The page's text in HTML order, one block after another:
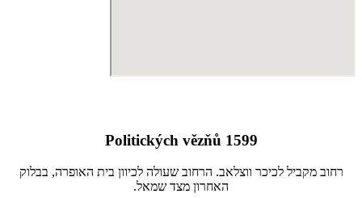
Politických vězňů 1599
רחוב מקביל לכיכר ווצלאב. הרחוב שעולה לכיוון בית האופרה, בבלוק
האחרון מצד שמאל.